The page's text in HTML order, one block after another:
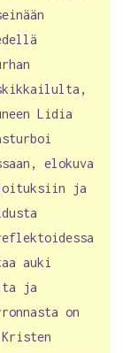
Lidia
elokuva
ja
auki
ja
on